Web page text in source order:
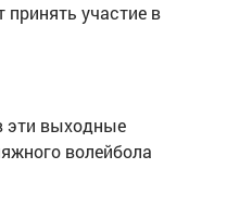
участие в
эти выходные
волейбола